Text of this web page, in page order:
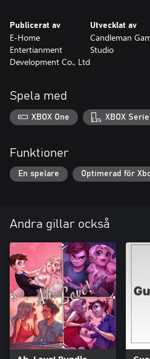
Publicerat av
E-Home
Entertianment
Development Co., Ltd
Utvecklat av
Candleman
Studio
Spela med
XBOX One XBOX
Funktioner
En spelare Optimerad för
Andra gillar också